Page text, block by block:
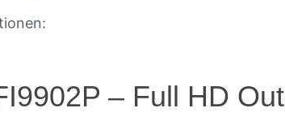
– Full HD